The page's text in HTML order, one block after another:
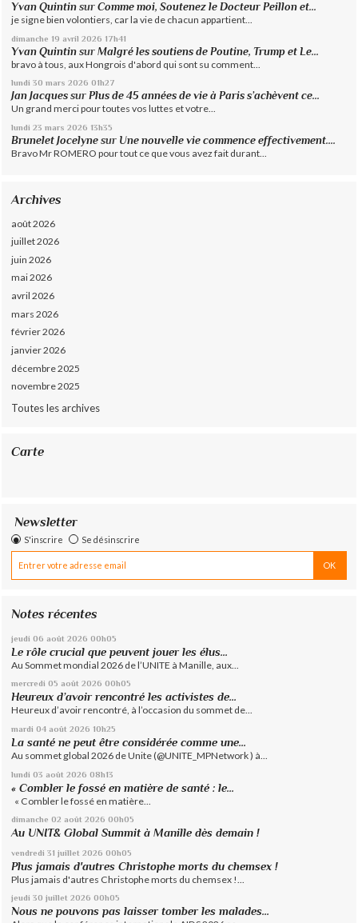
Yvan Quintin surComme moi, Soutenez le Docteur Peillon et...
je signe bien volontiers, car la vie de chacun appartient...
dimanche 19 avril 2026 17h41
Yvan Quintin surMalgré les soutiens de Poutine, Trump et Le...
bravo à tous, aux Hongrois d'abord qui sont su comment...
lundi 30 mars 2026 01h27
Jan Jacques surPlus de 45 années de vie à Paris s’achèvent ce...
Un grand merci pour toutes vos luttes et votre...
lundi 23 mars 2026 13h35
Brunelet Jocelyne sur Une nouvelle vie commence effectivement....
Bravo Mr ROMERO pour tout ce que vous avez fait durant...
Archives
août 2026
juillet 2026
juin 2026
mai 2026
avril 2026
mars 2026
février 2026
janvier 2026
décembre 2025
novembre 2025
Toutes les archives
Carte
Newsletter
S'inscrire Se désinscrire
Notes récentes
jeudi 06 août 2026 00h05
Le rôle crucial que peuvent jouer les élus...
Au Sommet mondial 2026 de l’UNITE à Manille, aux...
mercredi 05 août 2026 00h05
Heureux d’avoir rencontré les activistes de...
Heureux d’avoir rencontré, à l’occasion du sommet de...
mardi 04 août 2026 10h25
La santé ne peut être considérée comme une...
Au sommet global 2026 de Unite (@UNITE_MPNetwork ) à...
lundi 03 août 2026 08h13
« Combler le fossé en matière de santé : le...
« Combler le fossé en matière...
dimanche 02 août 2026 00h05
Au UNIT& Global Summit à Manille dès demain !
vendredi 31 juillet 2026 00h05
Plus jamais d'autres Christophe morts du chemsex !
Plus jamais d'autres Christophe morts du chemsex !...
jeudi 30 juillet 2026 00h05
Nous ne pouvons pas laisser tomber les malades...